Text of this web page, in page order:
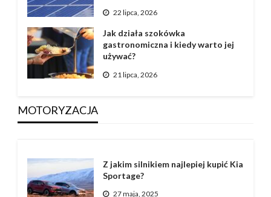
22 lipca, 2026
Jak działa szokówka
gastronomiczna i kiedy warto jej
używać?
21 lipca, 2026
MOTORYZACJA
Z jakim silnikiem najlepiej kupić Kia
Sportage?
27 maja, 2025